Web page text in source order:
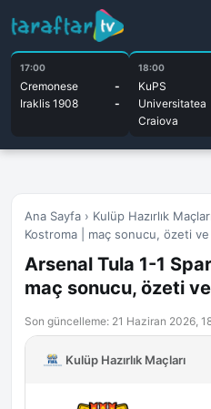
17:00
Cremonese
-
Iraklis 1908
-
18:00
KuPS
Universitatea
Craiova
Ana Sayfa › Kulüp Hazırlık Maçları
Kostroma | maç sonucu, özeti
Arsenal Tula 1-1
maç sonucu, özeti
Son güncelleme: 21 Haziran 2026,
Kulüp Hazırlık Maçları